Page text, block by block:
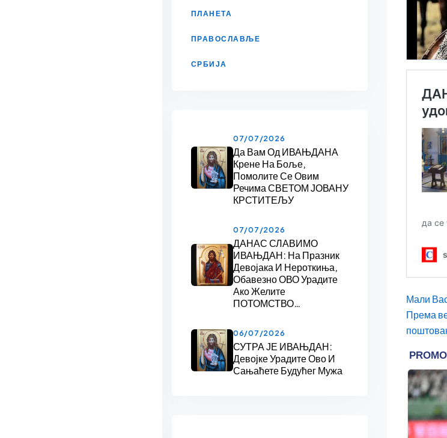
Мали
Према
ПЛАНЕТА
ПРАВОСЛАВЉЕ
СРБИЈА
07/07/2026
Да Вам Од ИВАЊДАНА
Крене На Боље,
Помолите Се Овим
Речима СВЕТОМ ЈОВАНУ
КРСТИТЕЉУ
07/07/2026
ДАНАС СЛАВИМО
ИВАЊДАН: На Празник
Девојака И Нероткиња,
Обавезно ОВО Урадите
Ако Желите
ПОТОМСТВО…
06/07/2026
СУТРА ЈЕ ИВАЊДАН:
Девојке Урадите Ово И
Сањаћете Будућег Мужа